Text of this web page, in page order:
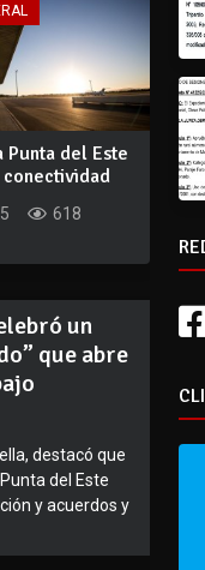
Punta del Este
618
un
que abre
destacó que
del Este
y acuerdos y